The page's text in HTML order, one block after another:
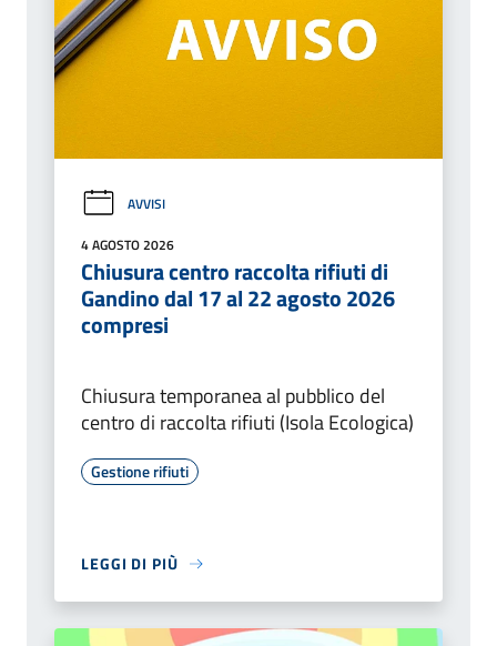
AVVISI
4 AGOSTO 2026
Chiusura centro raccolta rifiuti di
Gandino dal 17 al 22 agosto 2026
compresi
Chiusura temporanea al pubblico del
centro di raccolta rifiuti (Isola Ecologica)
Gestione rifiuti
LEGGI DI PIÙ